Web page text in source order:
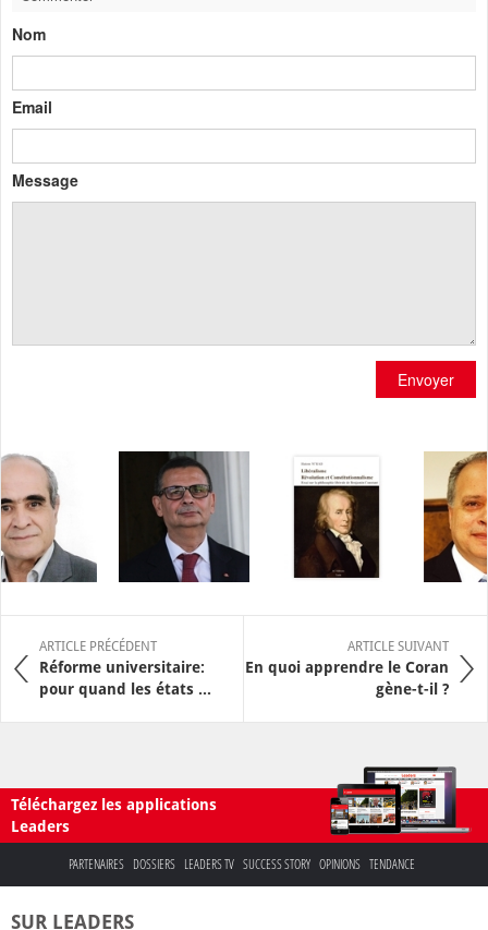
Nom
Email
Message
Envoyer
ARTICLE PRÉCÉDENT
Réforme universitaire:
pour quand les états ...
ARTICLE SUIVANT
En quoi apprendre le Coran
gène-t-il ?
Téléchargez les applications
Leaders
PARTENAIRES DOSSIERS LEADERS TV SUCCESS STORY OPINIONS TENDANCE
SUR LEADERS